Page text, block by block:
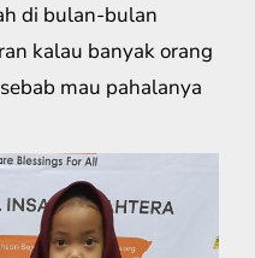
di bulan-bulan
kalau banyak orang
mau pahalanya